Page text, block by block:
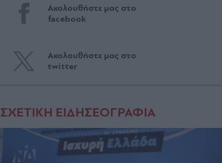
Ακολουθήστε μας στο
facebook
Ακολουθήστε μας στο
twitter
ΣΧΕΤΙΚΗ ΕΙΔΗΣΕΟΓΡΑΦΙΑ